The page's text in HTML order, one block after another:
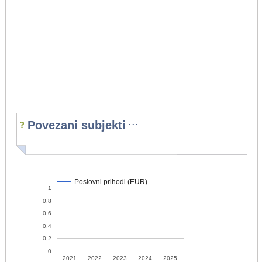
Povezani subjekti ...
Poslovni prihodi (EUR)
2021. 2022. 2023. 2024. 2025.
0
0,2
0,4
0,6
0,8
1